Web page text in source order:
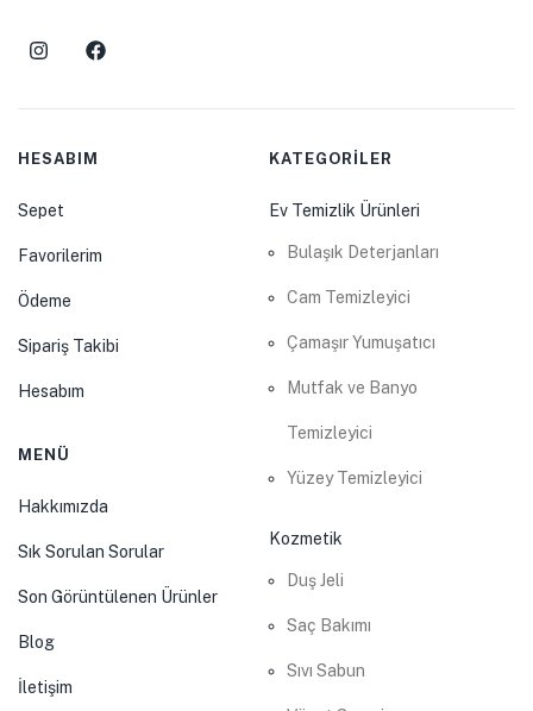
HESABIM
Sepet
Favorilerim
Ödeme
Sipariş Takibi
Hesabım
MENÜ
Hakkımızda
Sık Sorulan Sorular
Son Görüntülenen Ürünler
Blog
İletişim
KATEGORİLER
Ev Temizlik Ürünleri
Bulaşık Deterjanları
Cam Temizleyici
Çamaşır Yumuşatıcı
Mutfak ve Banyo
Temizleyici
Yüzey Temizleyici
Kozmetik
Duş Jeli
Saç Bakımı
Sıvı Sabun